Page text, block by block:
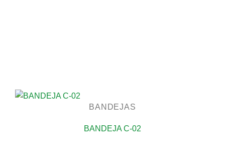
BANDEJAS
BANDEJA C-02